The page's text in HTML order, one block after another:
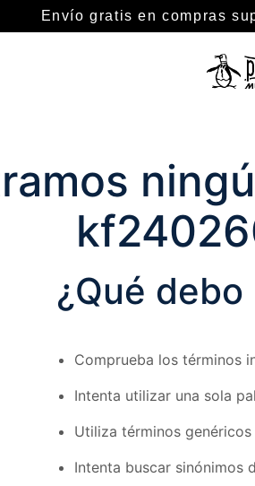
Envío gratis en compras
¿Qué debo
Comprueba los términos
Intenta utilizar una sola
Utiliza términos genéricos
Intenta buscar sinónimos
2. camisas
3.
chaleco puffer
6 . buzo
8. chaleco
9. polo